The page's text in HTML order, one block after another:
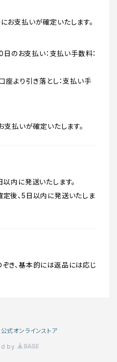
お支払いが確定いたします。
日のお支払い：支払い手数料：
座より引き落とし：支払い手
支払いが確定いたします。
内に発送いたします。
後、5日以内に発送いたしま
き、基本的には返品には応じ
オンラインストア
by